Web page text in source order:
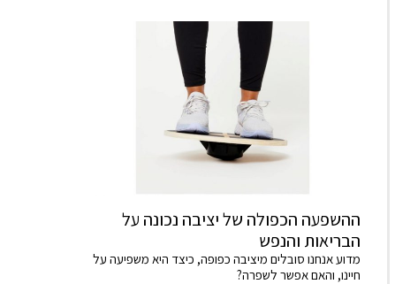
ההשפעה הכפולה של יציבה נכונה על
הבריאות והנפש
מדוע אנחנו סובלים מיציבה כפופה, כיצד היא משפיעה על
חיינו, והאם אפשר לשפרה?